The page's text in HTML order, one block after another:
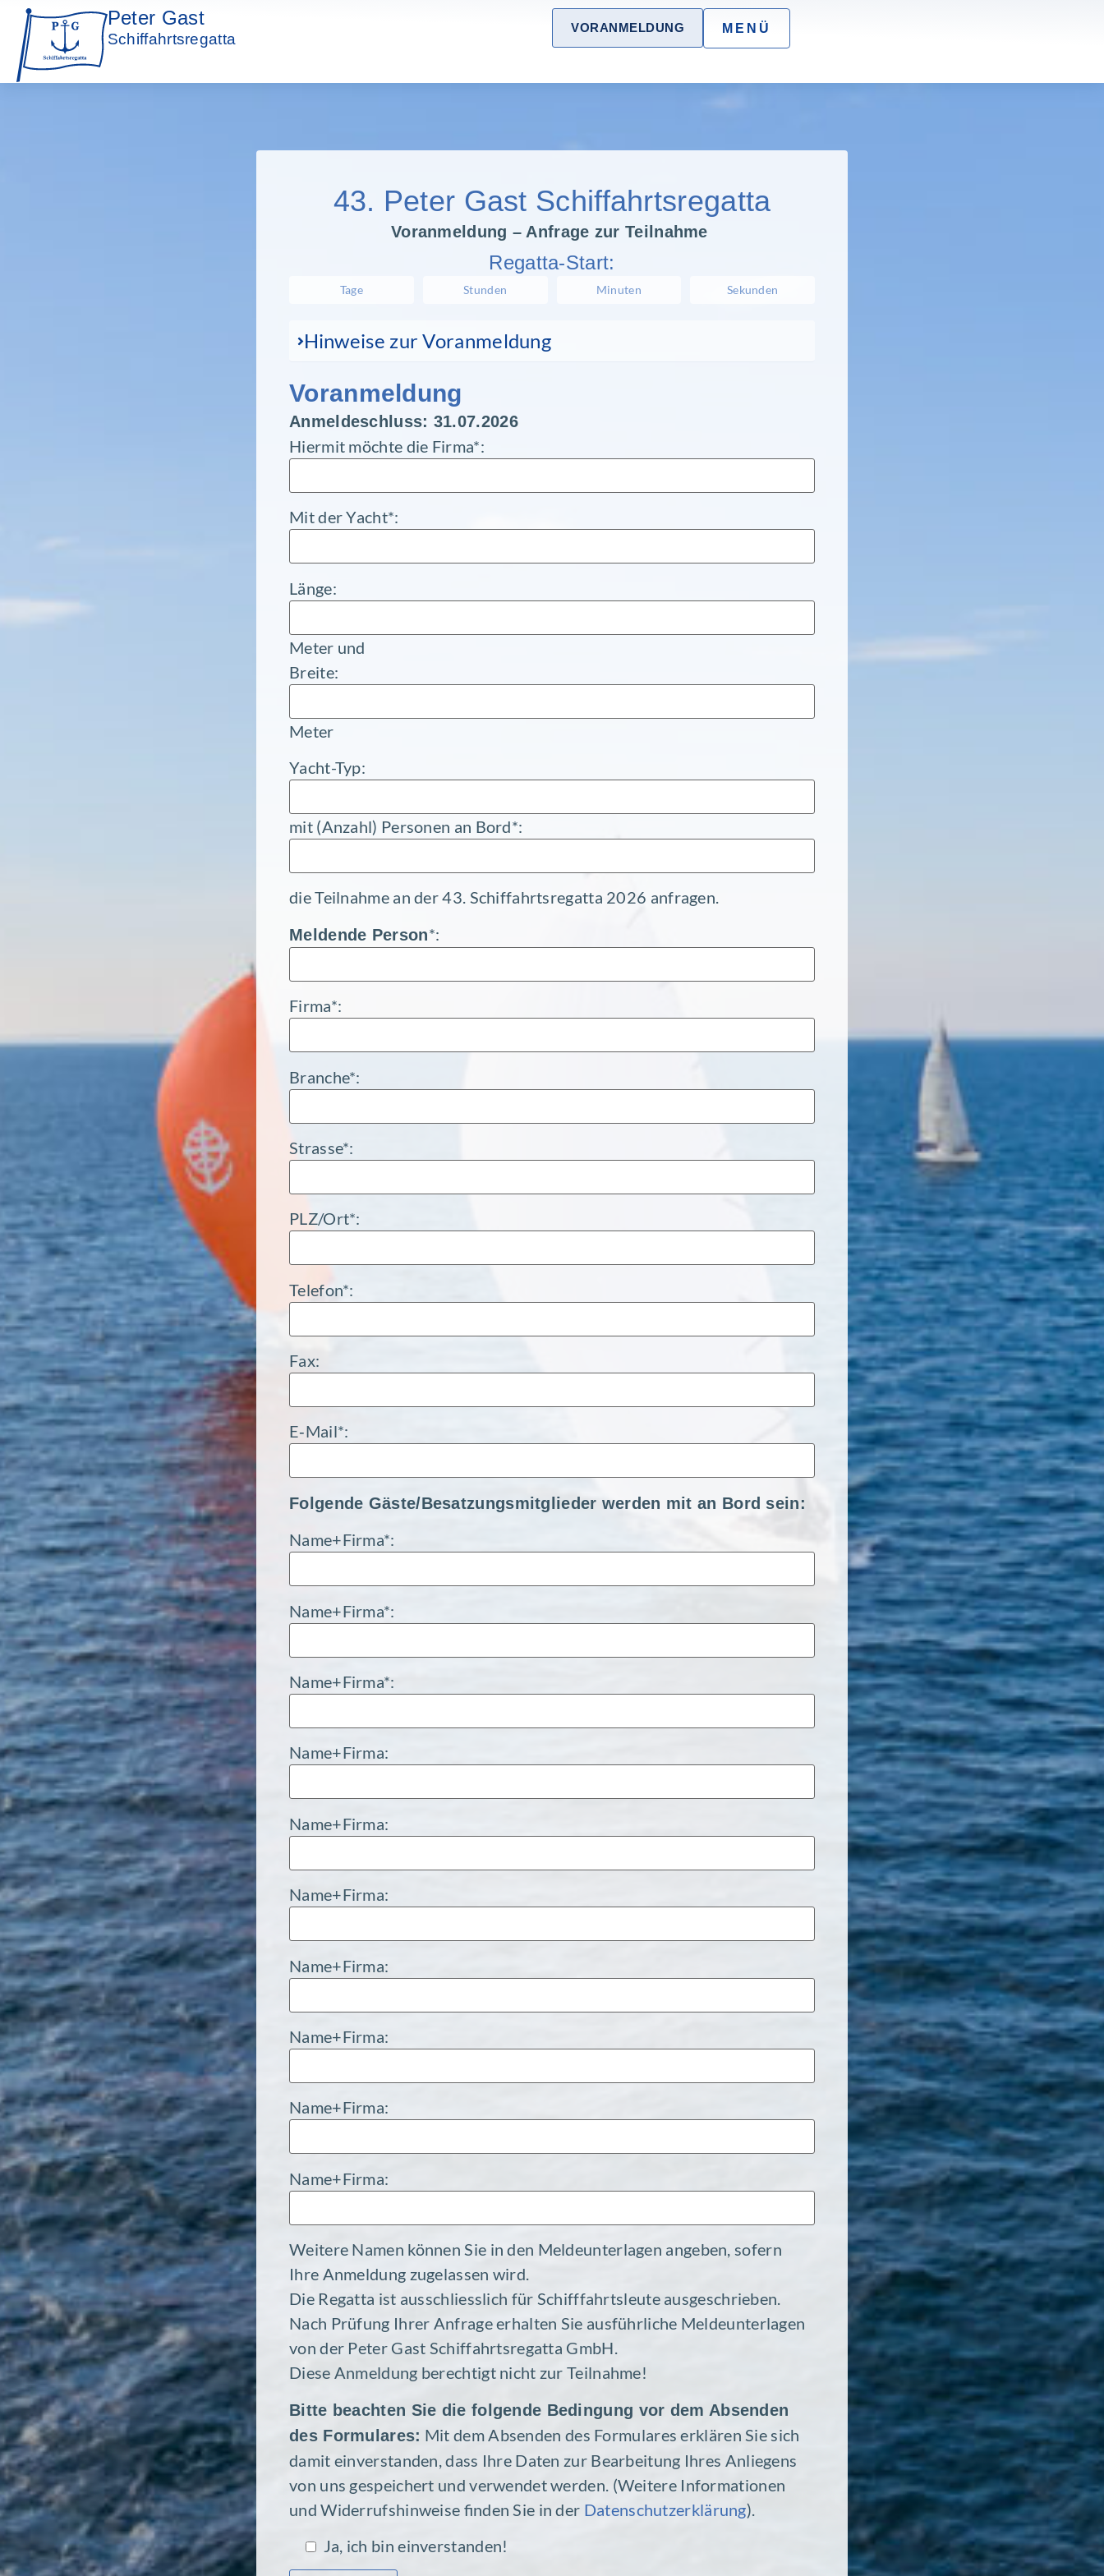
Peter Gast
Schiffahrtsregatta
VORANMELDUNG MENÜ
43. Peter Gast Schiffahrtsregatta
Voranmel­dung – Anfrage zur Teilnahme
Regatta-Start:
Tage Stunden Minuten Sekunden
Hinweise zur Voranmeldung
Voranmel­dung
Anmel­de­schluss: 31.07.2026
Hiermit möchte die Firma*:
Mit der Yacht*:
Länge:
Meter und
Breite:
Meter
Yacht-Typ:
mit (Anzahl) Personen an Bord*:
die Teil­nahme an der 43. Schif­fahrts­re­gatta 2026 anfragen.
Meldende Person*:
Firma*:
Branche*:
Strasse*:
PLZ/Ort*:
Telefon*:
Fax:
E‑Mail*:
Folgende Gäste/Besatzungsmitglieder werden mit an Bord sein:
Name+Firma*:
Name+Firma*:
Name+Firma*:
Name+Firma:
Name+Firma:
Name+Firma:
Name+Firma:
Name+Firma:
Name+Firma:
Name+Firma:
Weitere Namen können Sie in den Melde­un­ter­lagen angeben, sofern
Ihre Anmel­dung zuge­lassen wird.
Die Regatta ist ausschliess­lich für Schiff­fahrts­leute ausgeschrieben.
Nach Prüfung Ihrer Anfrage erhalten Sie ausführ­liche Melde­un­ter­lagen
von der Peter Gast Schif­fahrts­re­gatta GmbH.
Diese Anmel­dung berech­tigt nicht zur Teilnahme!
Bitte beachten Sie die folgende Bedin­gung vor dem Absenden
des Formu­lares: Mit dem Absenden des Formu­lares erklären Sie sich
damit einver­standen, dass Ihre Daten zur Bear­bei­tung Ihres Anlie­gens
von uns gespei­chert und verwendet werden. (Weitere Infor­ma­tionen
und Wider­rufs­hin­weise finden Sie in der Daten­schutz­er­klä­rung).
Ja, ich bin einverstanden!